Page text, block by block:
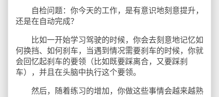
自检问题：你今天的工作，是有意识地刻意提升，
还是在自动完成？
比如一开始学习驾驶的时候，你会去刻意地记忆如
何换挡、如何刹车，当遇到情况需要刹车的时候，你就
会回忆起刹车的要领（比如既要踩离合，又要踩刹
车），并且在头脑中执行这个要领。
然后，随着练习的增加，你做这些事情会越来越熟